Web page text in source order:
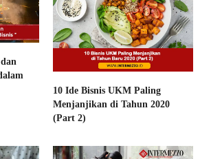
10 Ide Bisnis UKM Paling
Menjanjikan di Tahun 2020
(Part 2)